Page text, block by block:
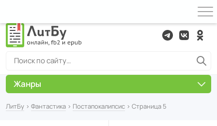
ЛитБу › Фантастика › Постапокалипсис › Страница 5
Жанры